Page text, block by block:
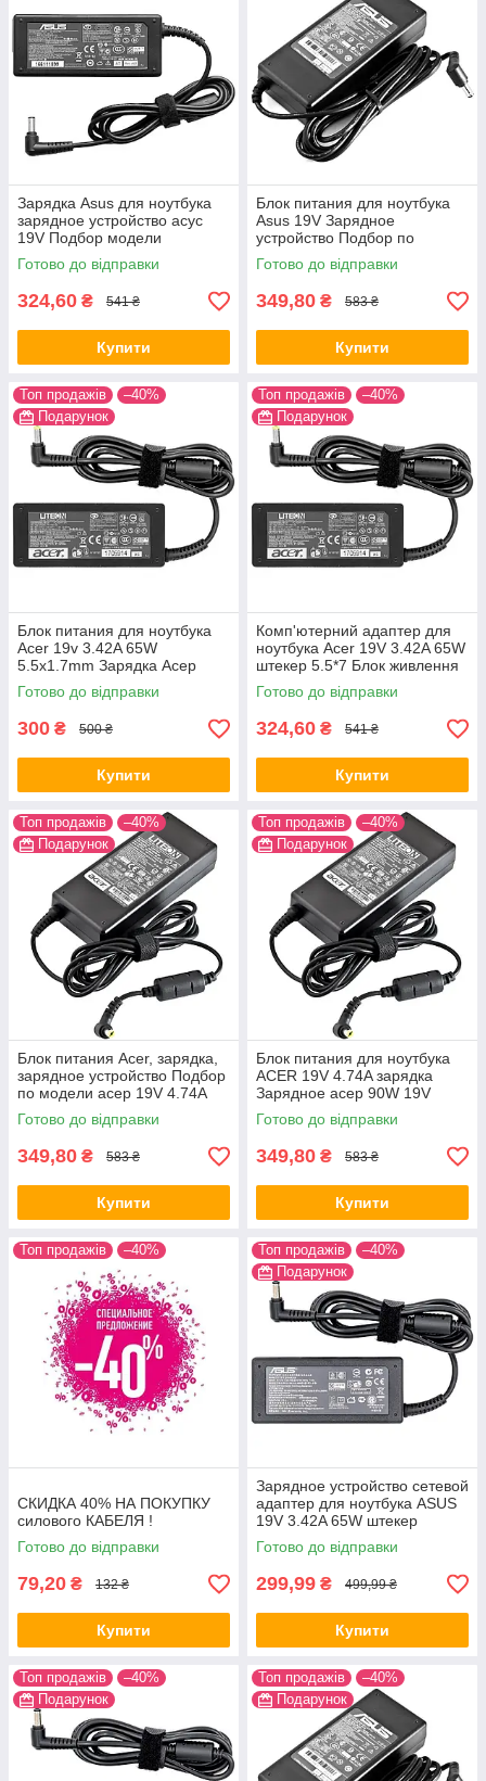
Зарядка Asus для ноутбука
зарядное устройство асус
19V Подбор модели
Готово до відправки
324,60 ₴ 541 ₴
Купити
Блок питания для ноутбука
Asus 19V Зарядное
устройство Подбор по
модели 90W
Готово до відправки
349,80 ₴ 583 ₴
Купити
Топ продажів
–40%
Подарунок
Блок питания для ноутбука
Acer 19v 3.42A 65W
5.5x1.7mm Зарядка Асер
Готово до відправки
300 ₴ 500 ₴
Купити
Топ продажів
–40%
Подарунок
Комп'ютерний адаптер для
ноутбука Acer 19V 3.42A 65W
штекер 5.5*7 Блок живлення
для ноутбука
Готово до відправки
324,60 ₴ 541 ₴
Купити
Топ продажів
–40%
Подарунок
Блок питания Acer, зарядка,
зарядное устройство Подбор
по модели асер 19V 4.74A
90W 5.5x1.7mm
Готово до відправки
349,80 ₴ 583 ₴
Купити
Топ продажів
–40%
Подарунок
Блок питания для ноутбука
ACER 19V 4.74A зарядка
Зарядное асер 90W 19V
4.74A 90W
Готово до відправки
349,80 ₴ 583 ₴
Купити
Топ продажів –40%
СКИДКА 40% НА ПОКУПКУ
силового КАБЕЛЯ !
Готово до відправки
79,20 ₴ 132 ₴
Купити
Топ продажів
–40%
Подарунок
Зарядное устройство сетевой
адаптер для ноутбука ASUS
19V 3.42A 65W штекер
5.5*2.5 ADP-65DB
Готово до відправки
299,99 ₴ 499,99 ₴
Купити
Топ продажів
–40%
Подарунок
Топ продажів
–40%
Подарунок